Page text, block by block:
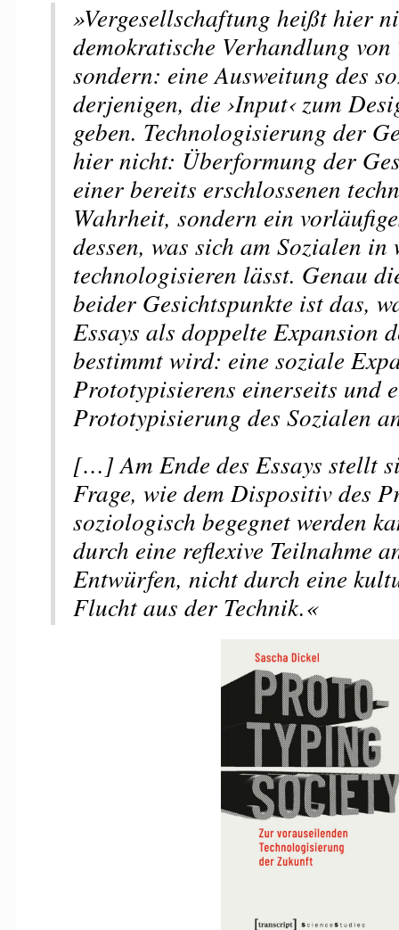
»Vergesellschaftung heißt hier
demokratische Verhandlung von
sondern: eine Ausweitung des
derjenigen, die ›Input‹ zum
geben. Technologisierung der
hier nicht: Überformung der
einer bereits erschlossenen
Wahrheit, sondern ein
dessen, was sich am Sozialen in
technologisieren lässt. Genau
beider Gesichtspunkte ist das,
Essays als doppelte Expansion
bestimmt wird: eine soziale
Prototypisierens einerseits und
Prototypisierung des Sozialen
[…] Am Ende des Essays stellt
Frage, wie dem Dispositiv des
soziologisch begegnet werden
durch eine reflexive Teilnahme
Entwürfen, nicht durch eine
Flucht aus der Technik.«